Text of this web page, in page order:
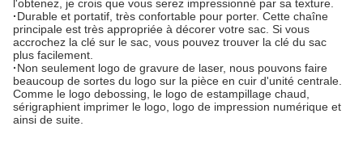
l'obtenez, je crois que vous serez impressionné par sa texture.
·Durable et portatif, très confortable pour porter. Cette chaîne
principale est très appropriée à décorer votre sac. Si vous
accrochez la clé sur le sac, vous pouvez trouver la clé du sac
plus facilement.
·Non seulement logo de gravure de laser, nous pouvons faire
beaucoup de sortes du logo sur la pièce en cuir d'unité centrale.
Comme le logo debossing, le logo de estampillage chaud,
sérigraphient imprimer le logo, logo de impression numérique et
ainsi de suite.